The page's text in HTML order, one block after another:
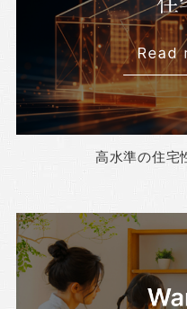
高水準の住宅